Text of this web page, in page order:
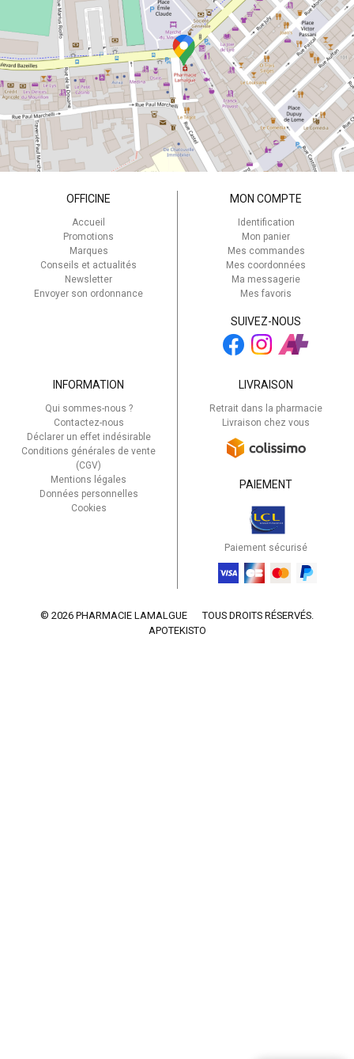
OFFICINE
Accueil
Promotions
Marques
Conseils et actualités
Newsletter
Envoyer son ordonnance
MON COMPTE
Identification
Mon panier
Mes commandes
Mes coordonnées
Ma messagerie
Mes favoris
SUIVEZ-NOUS
INFORMATION
Qui sommes-nous ?
Contactez-nous
Déclarer un effet indésirable
Conditions générales de vente
(CGV)
Mentions légales
Données personnelles
Cookies
LIVRAISON
Retrait dans la pharmacie
Livraison chez vous
PAIEMENT
Paiement sécurisé
© 2026 PHARMACIE LAMALGUE
TOUS DROITS RÉSERVÉS.
APOTEKISTO